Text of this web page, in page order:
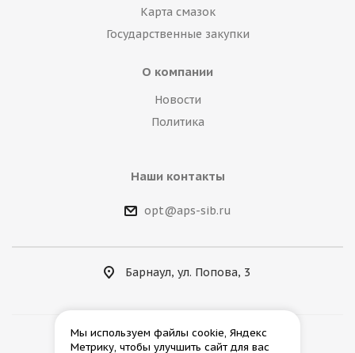
Карта смазок
Государственные закупки
О компании
Новости
Политика
Наши контакты
opt@aps-sib.ru
Барнаул, ул. Попова, 3
2026 © АгроПромСнаб
Мы используем файлы cookie, Яндекс
Метрику, чтобы улучшить сайт для вас